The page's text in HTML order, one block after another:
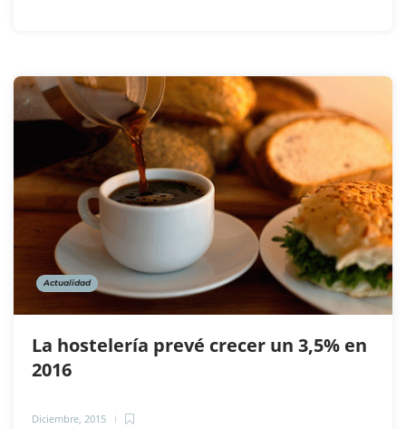
Actualidad
La hostelería prevé crecer un 3,5% en
2016
Diciembre, 2015